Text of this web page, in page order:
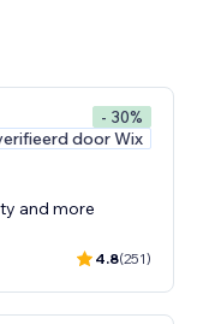
- 30%
door Wix
and more
4.8(251)